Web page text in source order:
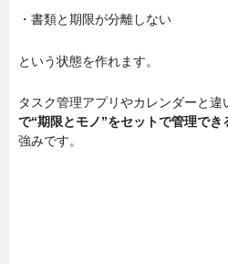
・書類と期限が分離しない
という状態を作れます。
タスク管理アプリやカレンダーと違
で“期限とモノ”をセットで管理でき
強みです。